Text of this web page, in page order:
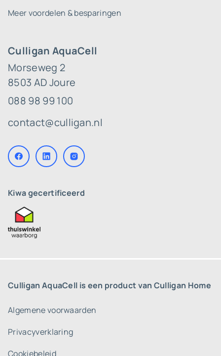
Culligan AquaCell
Morseweg 2
8503 AD Joure
088 98 99 100
contact@culligan.nl
Kiwa gecertificeerd
Meer voordelen & besparingen
Culligan AquaCell is een product van Culligan Home
Algemene voorwaarden
Privacyverklaring
Cookiebeleid